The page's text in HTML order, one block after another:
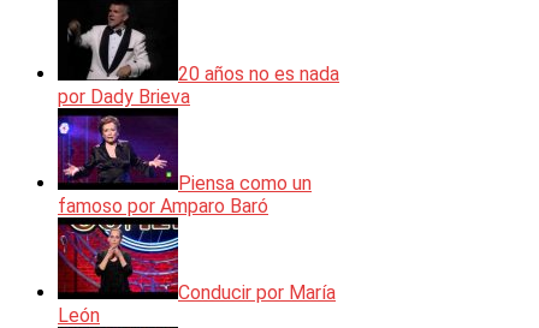
20 años no es nada
por Dady Brieva
Piensa como un
famoso por Amparo Baró
Conducir por María
León